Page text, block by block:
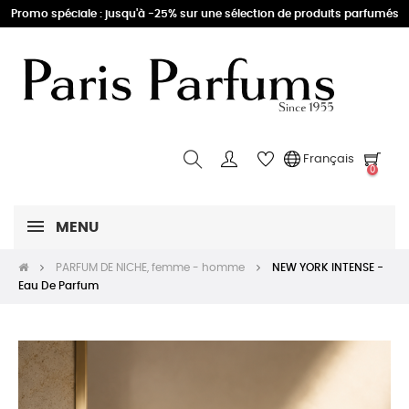
Promo spéciale : jusqu'à -25% sur une sélection de produits parfumés
Français
0
MENU
PARFUM DE NICHE, femme - homme
NEW YORK INTENSE -
Eau De Parfum